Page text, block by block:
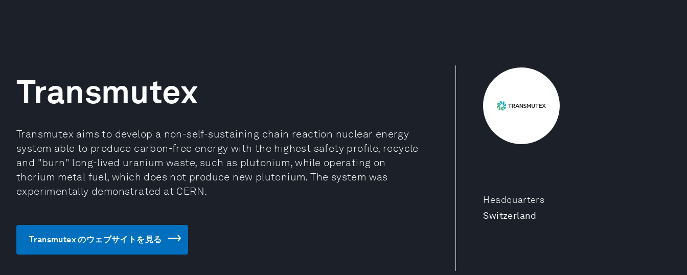
Headquarters
Switzerland
Transmutex
Transmutex aims to develop a non-self-sustaining chain reaction nuclear energy
system able to produce carbon-free energy with the highest safety profile, recycle
and "burn" long-lived uranium waste, such as plutonium, while operating on
thorium metal fuel, which does not produce new plutonium. The system was
experimentally demonstrated at CERN.
Transmutex のウェブサイトを見る